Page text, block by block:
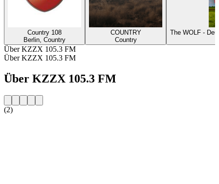
Country 108
Berlin, Country
COUNTRY
Country
The WOLF -
Über KZZX 105.3 FM
Über KZZX 105.3 FM
Über KZZX 105.3 FM
(2)